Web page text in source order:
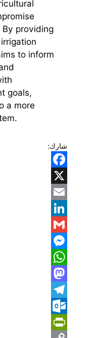
providing
to inform
goals,
a more
شارك:
Facebook
X
Email
LinkedIn
Gmail
Messenger
WhatsApp
Mastodon
Telegram
Outlook.com